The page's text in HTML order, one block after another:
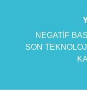
NEGATİF
SON